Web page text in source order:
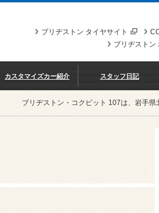
ブリヂストン タイヤサイト
ブリヂストン
カスタマイズカー紹介 スタッフ日記
ブリヂストン・コクピット 107は、岩手県